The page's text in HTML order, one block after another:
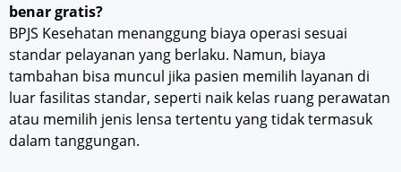
benar gratis?
BPJS Kesehatan menanggung biaya operasi sesuai
standar pelayanan yang berlaku. Namun, biaya
tambahan bisa muncul jika pasien memilih layanan di
luar fasilitas standar, seperti naik kelas ruang perawatan
atau memilih jenis lensa tertentu yang tidak termasuk
dalam tanggungan.